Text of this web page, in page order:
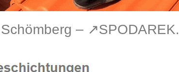
– ↗️SPODAREK.